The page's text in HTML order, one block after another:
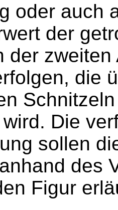
oder auch
der
der
die
Die
sollen
des
Figur